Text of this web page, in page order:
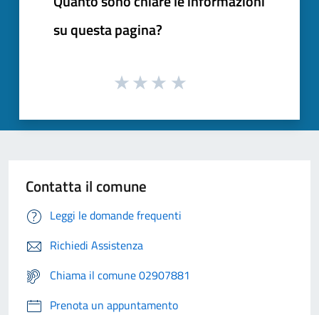
su questa pagina?
Contatta il comune
Leggi le domande frequenti
Richiedi Assistenza
Chiama il comune 02907881
Prenota un appuntamento